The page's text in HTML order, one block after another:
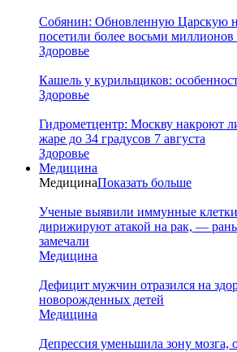
Собянин: Обновленную Царскую
посетили более восьми миллионов
Здоровье
Кашель у курильщиков:
Здоровье
Гидрометцентр: Москву накроют
жаре до 34 градусов 7 августа
Здоровье
Медицина
МедицинаПоказать больше
Ученые выявили иммунные
дирижируют атакой на рак, —
замечали
Медицина
Дефицит мужчин отразился на
новорожденных детей
Медицина
Депрессия уменьшила зону мозга,